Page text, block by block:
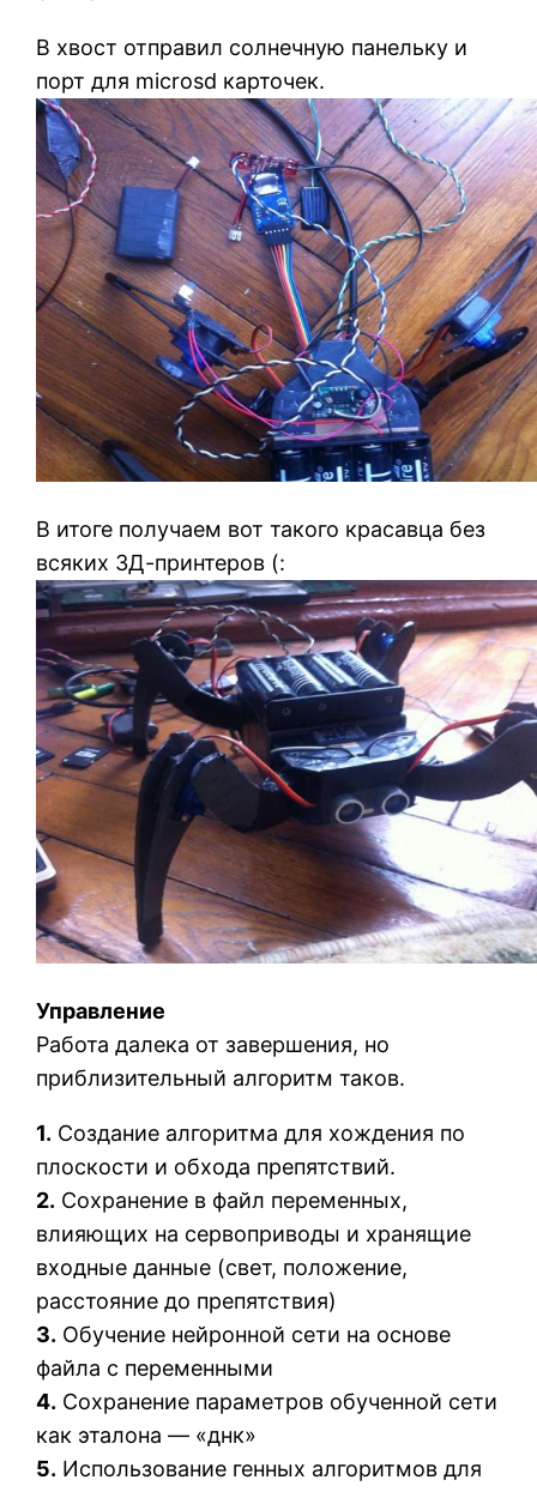
В хвост отправил солнечную панельку и
порт для microsd карточек.
В итоге получаем вот такого красавца без
всяких 3Д-принтеров (:
Управление
Работа далека от завершения, но
приблизительный алгоритм таков.
1. Создание алгоритма для хождения по
плоскости и обхода препятствий.
2. Сохранение в файл переменных,
влияющих на сервоприводы и хранящие
входные данные (свет, положение,
расстояние до препятствия)
3. Обучение нейронной сети на основе
файла с переменными
4. Сохранение параметров обученной сети
как эталона — «днк»
5. Использование генных алгоритмов для